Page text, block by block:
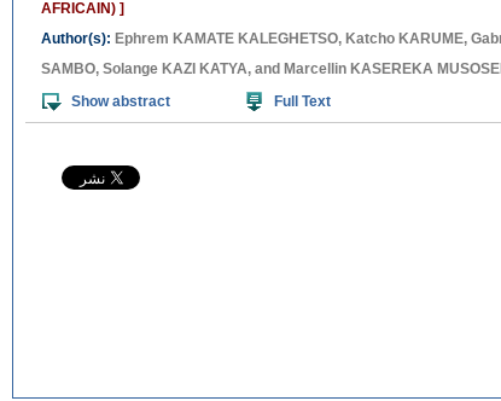
AFRICAIN) ]
Author(s): Ephrem KAMATE KALEGHETSO, Katcho KARUME,
SAMBO, Solange KAZI KATYA, and Marcellin KASEREKA
Show abstract
Full Text